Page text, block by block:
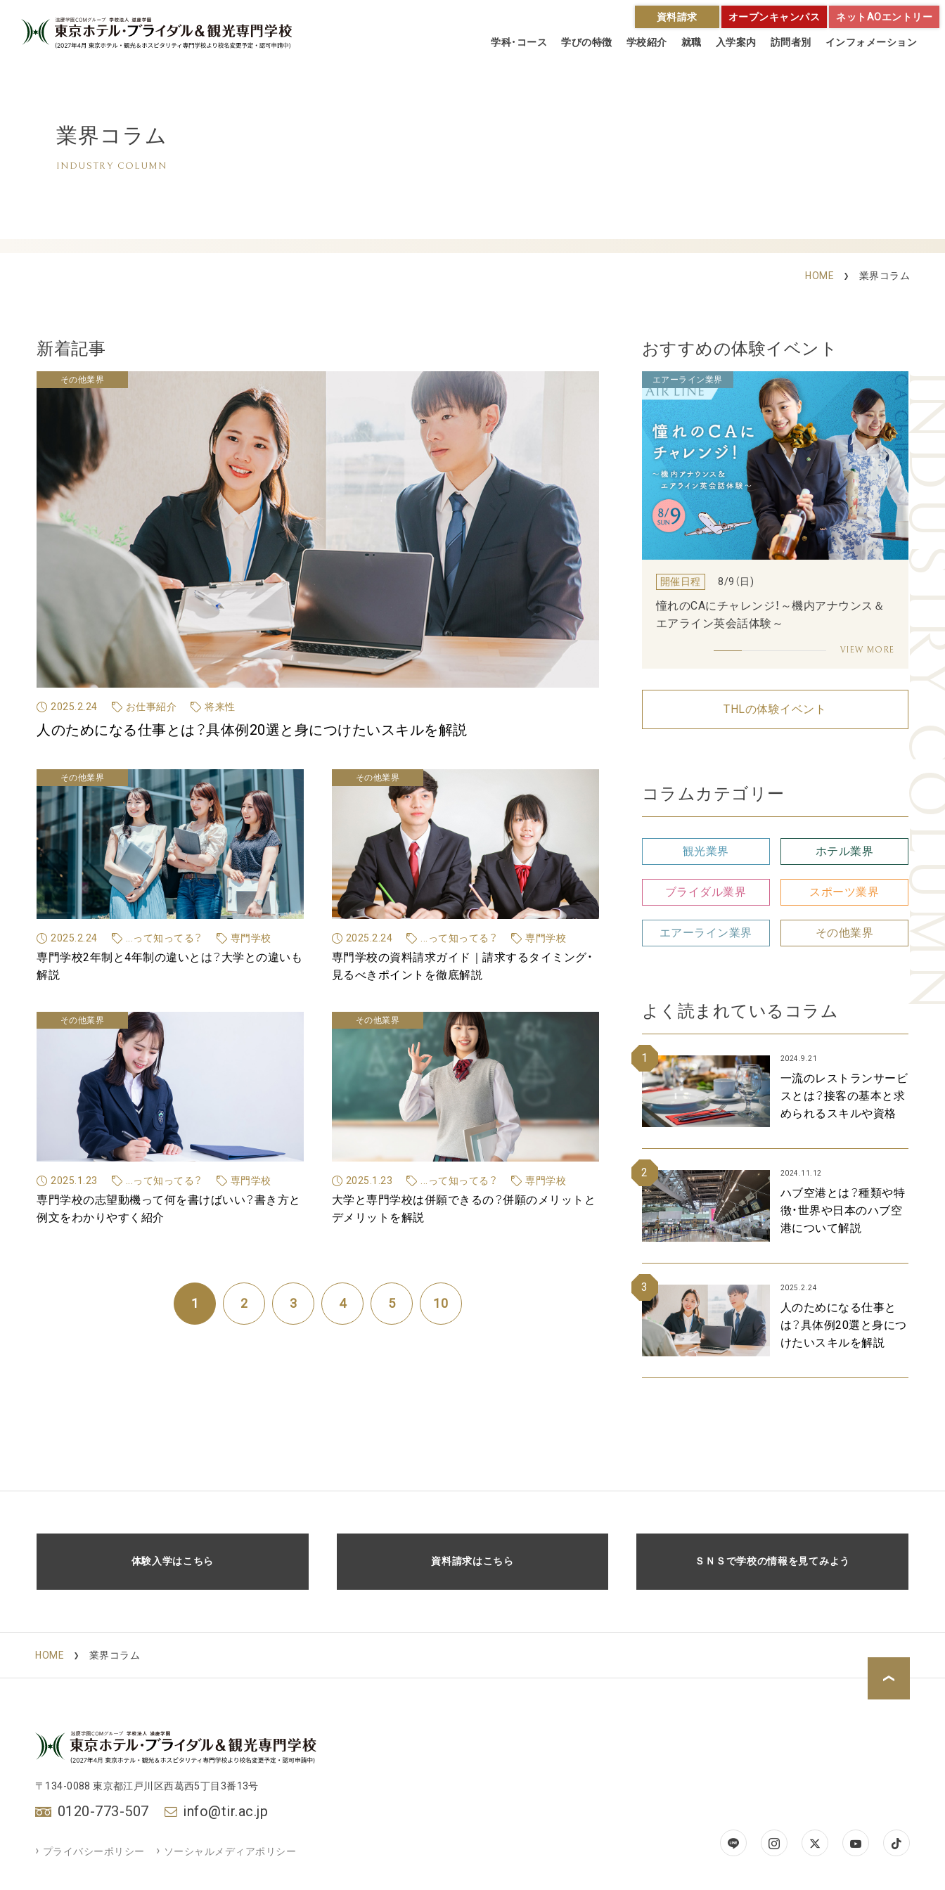
学科・コース 学びの特徴 学校紹介 就職 入学案内 訪問者別 インフォメーション
資料請求 オープンキャンパス ネットAOエントリー
業界コラム
INDUSTRY COLUMN
HOME 業界コラム
新着記事
その他業界
2025.2.24 お仕事紹介 将来性
人のためになる仕事とは？具体例20選と身につけたいスキルを解説
その他業界
2025.2.24 ...って知ってる？ 専門学校
専門学校2年制と4年制の違いとは？大学との違いも
解説
その他業界
2025.2.24 ...って知ってる？ 専門学校
専門学校の資料請求ガイド｜請求するタイミング・
見るべきポイントを徹底解説
その他業界
2025.1.23 ...って知ってる？ 専門学校
専門学校の志望動機って何を書けばいい？書き方と
例文をわかりやすく紹介
その他業界
2025.1.23 ...って知ってる？ 専門学校
大学と専門学校は併願できるの？併願のメリットと
デメリットを解説
1 2 3 4 5 10
おすすめの体験イベント
エアーライン業界
開催日程 8/9（日 )
憧れのCAにチャレンジ！～機内アナウンス＆
エアライン英会話体験～
VIEW MORE
THLの体験イベント
コラムカテゴリー
観光業界 ホテル業界
ブライダル業界 スポーツ業界
エアーライン業界 その他業界
よく読まれているコラム
1 2024.9.21
一流のレストランサービ
スとは？接客の基本と求
められるスキルや資格
2 2024.11.12
ハブ空港とは？種類や特
徴・世界や日本のハブ空
港について解説
3 2025.2.24
人のためになる仕事と
は？具体例20選と身につ
けたいスキルを解説
体験入学はこちら 資料請求はこちら ＳＮＳで学校の情報を見てみよう
HOME 業界コラム
〒134-0088 東京都江戸川区西葛西5丁目3番13号
0120-773-507 info@tir.ac.jp
プライバシーポリシー ソーシャルメディアポリシー